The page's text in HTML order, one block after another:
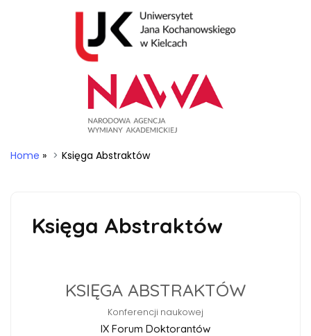
Home » Księga Abstraktów
Księga Abstraktów
KSIĘGA ABSTRAKTÓW
Konferencji naukowej
IX Forum Doktorantów